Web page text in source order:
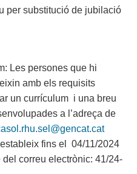
substitució de jubilació
Les persones que hi
amb els requisits
un currículum i una breu
a l’adreça de
fins el 04/11/2024
correu electrònic: 41/24-